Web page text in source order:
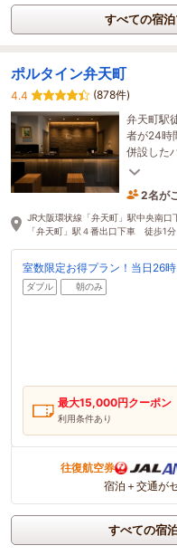
すべての宿泊
ポルタイン弁天町
4.4
(878件)
弁天町駅
者が24時
併設した
までとゆ
2名が
43分
JR大阪環状線「弁天町」駅中央南
「弁天町」駅４番出口下車 徒歩1分
室数限定お得プラン！当日26
ダブル 朝のみ
最大15,000円クーポン
利用条件あり
往復航空券
宿泊＋交通が
すべての宿